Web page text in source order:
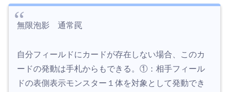
無限泡影 通常罠
自分フィールドにカードが存在しない場合、このカ
ードの発動は手札からもできる。①：相手フィール
ドの表側表示モンスター１体を対象として発動でき